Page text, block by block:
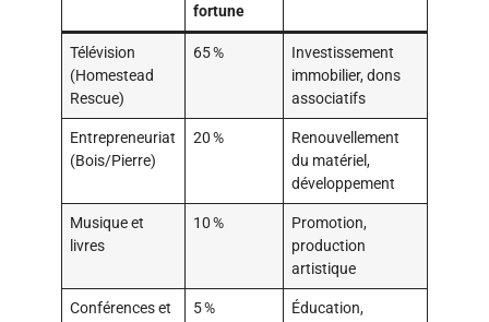
fortune
Télévision
(Homestead
Rescue)
65 %
Investissement
immobilier, dons
associatifs
Entrepreneuriat
(Bois/Pierre)
20 %
Renouvellement
du matériel,
développement
Musique et
livres
10 %
Promotion,
production
artistique
Conférences et
5 %
Éducation,